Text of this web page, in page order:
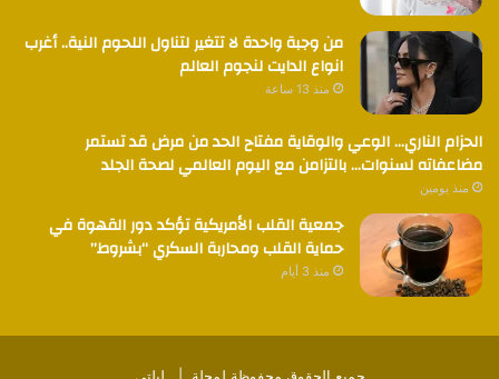
من وجبة واحدة لا تتغير لتناول اللحوم النية.. أغرب
انواع الدايت لنجوم العالم
منذ 13 ساعة
الحزام الناري… الوعي والوقاية مفتاح الحد من مرض قد تستمر
مضاعفاته لسنوات… بالتزامن مع اليوم العالمي لصحة الجلد
منذ يومين
جمعية القلب الأمريكية تؤكد دور القهوة في
حماية القلب ومحاربة السكري “بشروط”
منذ 3 أيام